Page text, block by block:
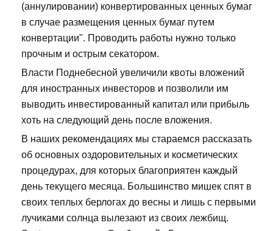
(аннулировании) конвертированных ценных бумаг
в случае размещения ценных бумаг путем
конвертации". Проводить работы нужно только
прочным и острым секатором.
Власти Поднебесной увеличили квоты вложений
для иностранных инвесторов и позволили им
выводить инвестированный капитал или прибыль
хоть на следующий день после вложения.
В наших рекомендациях мы стараемся рассказать
об основных оздоровительных и косметических
процедурах, для которых благоприятен каждый
день текущего месяца. Большинство мишек спят в
своих теплых берлогах до весны и лишь с первыми
лучиками солнца вылезают из своих лежбищ.